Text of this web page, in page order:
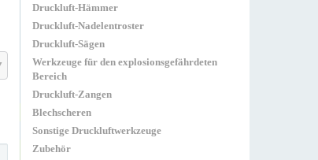
Druckluft-Hämmer
Druckluft-Nadelentroster
Druckluft-Sägen
Werkzeuge für den explosionsgefährdeten
Bereich
Druckluft-Zangen
Blechscheren
Sonstige Druckluftwerkzeuge
Zubehör